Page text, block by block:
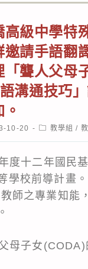
高級中學特
邀請手語翻
「聾人父母
溝通技巧
10-20
Post教學組 /
度十二年國民
學校前導計畫。
師之專業知能
母子女(CODA)